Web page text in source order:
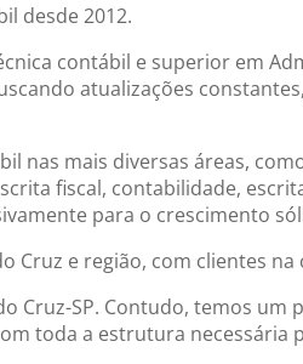
desde 2012.
contábil e superior em
atualizações
nas mais diversas áreas,
fiscal, contabilidade,
para o crescimento
Cruz e região, com clientes
Cruz-SP. Contudo, temos
toda a estrutura